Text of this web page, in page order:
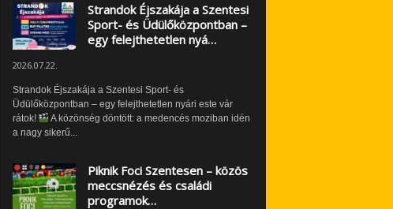
Strandok Éjszakája a Szentesi
Sport- és Üdülőközpontban –
egy felejthetetlen nyá…
2026.07.22.
Strandok Éjszakája a Szentesi Sport- és
Üdülőközpontban – egy felejthetetlen nyári este vár
rátok!
A közönség döntött: a medencés moziban idén
a nagy sikerű...
Piknik Foci Szentesen – közös
meccsnézés és családi
programok…